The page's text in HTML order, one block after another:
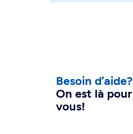
Besoin d’aide?
On est là pour
vous!